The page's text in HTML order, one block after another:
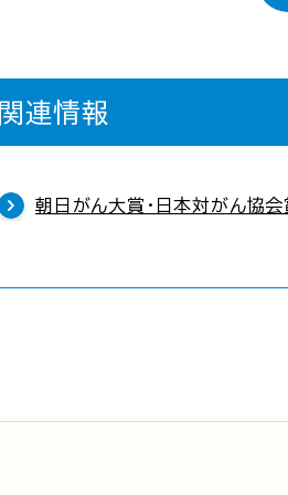
関連情報
朝日がん大賞・日本対がん協会